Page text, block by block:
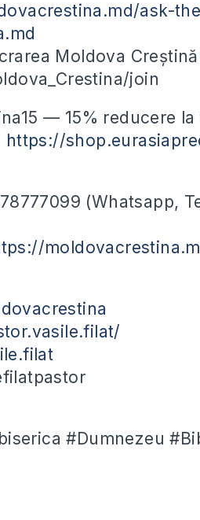
ask-
Moldova
join
— 15% reducere la
https://
(Whatsapp,
#Dumnezeu